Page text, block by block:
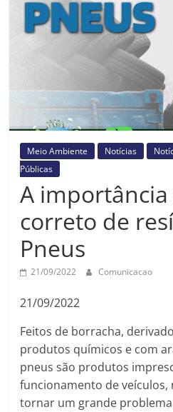
Prefeitura
Estância
Guaratinguetá
Meio Ambiente Notícias
Públicas
A
correto de
Pneus
21/09/2022 Comunicacao
21/09/2022
Feitos de borracha,
produtos químicos e com
pneus são produtos
funcionamento de
tornar um grande problema